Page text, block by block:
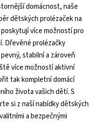
domácnost, naše
dětských prolézaček na
více možností pro
Dřevěné prolézačky
stabilní a zároveň
více možností aktivní
tak kompletní domácí
života vašich dětí. S
si z naší nabídky dětských
a bezpečnými